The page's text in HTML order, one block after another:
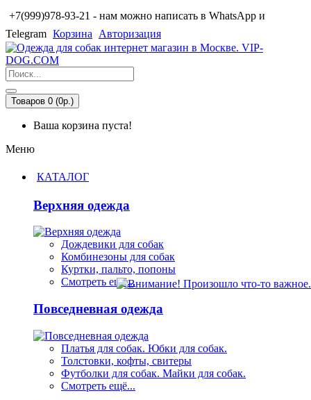
+7(999)978-93-21 - нам можно написать в WhatsApp и
Telegram Корзина Авторизация
Товаров 0 (0р.)
Ваша корзина пуста!
Меню
КАТАЛОГ
Верхняя одежда
Дождевики для собак
Комбинезоны для собак
Куртки, пальто, попоны
Смотреть ещё...
Повседневная одежда
Платья для собак. Юбки для собак.
Толстовки, кофты, свитеры
Футболки для собак. Майки для собак.
Смотреть ещё...